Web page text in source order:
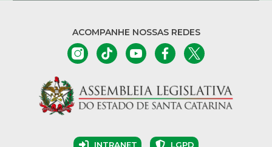
ACOMPANHE NOSSAS REDES
INTRANET LGPD